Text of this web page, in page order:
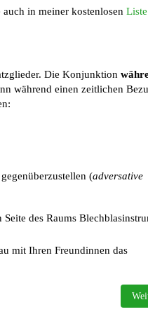
in meiner kostenlosen
Die Konjunktion
während einen zeitlichen
(adversative
des Raums
mit Ihren Freundinnen das